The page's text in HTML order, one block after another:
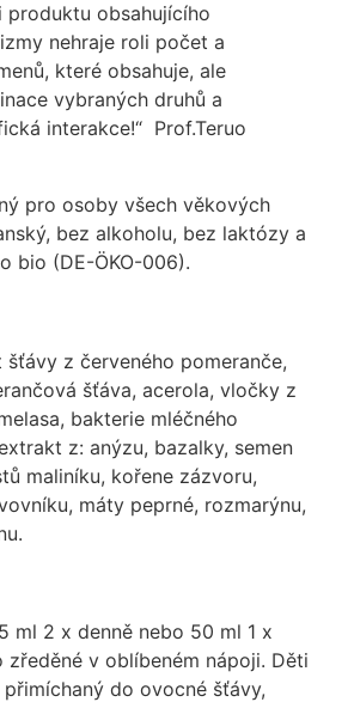
produktu obsahujícího
nehraje roli počet a
které obsahuje, ale
vybraných druhů a
interakce!“ Prof.Teruo
pro osoby všech věkových
bez alkoholu, bez laktózy a
bio (DE-ÖKO-006).
z červeného pomeranče,
šťáva, acerola, vločky z
bakterie mléčného
z: anýzu, bazalky, semen
maliníku, kořene zázvoru,
máty peprné, rozmarýnu,
ml 2 x denně nebo 50 ml 1 x
zředěné v oblíbeném nápoji. Děti
přimíchaný do ovocné šťávy,